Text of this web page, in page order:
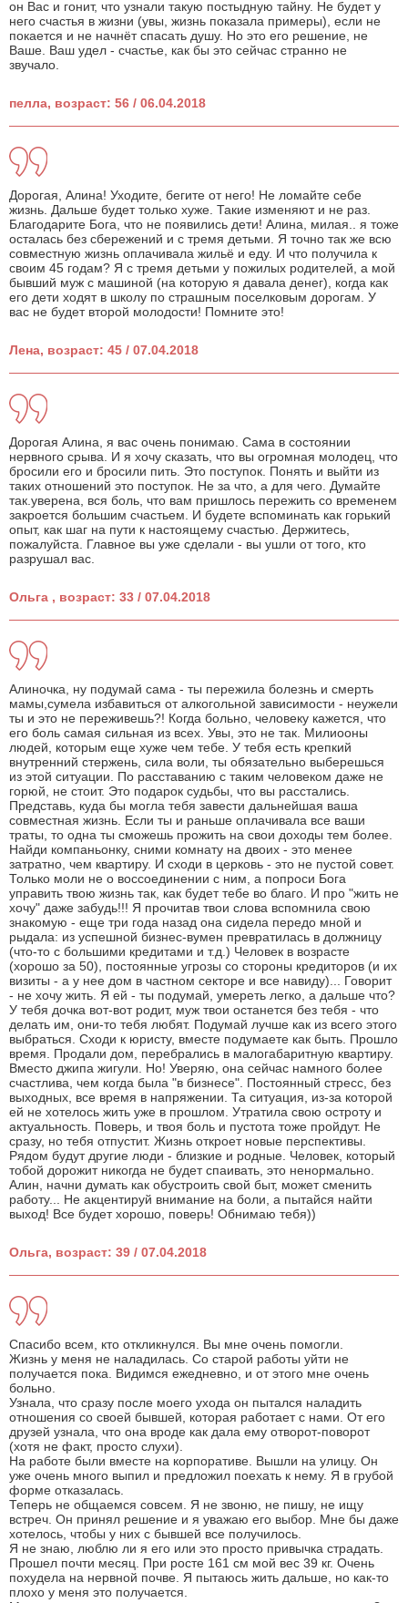
он Вас и гонит, что узнали такую постыдную тайну. Не будет у
него счастья в жизни (увы, жизнь показала примеры), если не
покается и не начнёт спасать душу. Но это его решение, не
Ваше. Ваш удел - счастье, как бы это сейчас странно не
звучало.
пелла, возраст: 56 / 06.04.2018
Дорогая, Алина! Уходите, бегите от него! Не ломайте себе
жизнь. Дальше будет только хуже. Такие изменяют и не раз.
Благодарите Бога, что не появились дети! Алина, милая.. я тоже
осталась без сбережений и с тремя детьми. Я точно так же всю
совместную жизнь оплачивала жильё и еду. И что получила к
своим 45 годам? Я с тремя детьми у пожилых родителей, а мой
бывший муж с машиной (на которую я давала денег), когда как
его дети ходят в школу по страшным поселковым дорогам. У
вас не будет второй молодости! Помните это!
Лена, возраст: 45 / 07.04.2018
Дорогая Алина, я вас очень понимаю. Сама в состоянии
нервного срыва. И я хочу сказать, что вы огромная молодец, что
бросили его и бросили пить. Это поступок. Понять и выйти из
таких отношений это поступок. Не за что, а для чего. Думайте
так.уверена, вся боль, что вам пришлось пережить со временем
закроется большим счастьем. И будете вспоминать как горький
опыт, как шаг на пути к настоящему счастью. Держитесь,
пожалуйста. Главное вы уже сделали - вы ушли от того, кто
разрушал вас.
Ольга , возраст: 33 / 07.04.2018
Алиночка, ну подумай сама - ты пережила болезнь и смерть
мамы,сумела избавиться от алкогольной зависимости - неужели
ты и это не переживешь?! Когда больно, человеку кажется, что
его боль самая сильная из всех. Увы, это не так. Милиооны
людей, которым еще хуже чем тебе. У тебя есть крепкий
внутренний стержень, сила воли, ты обязательно выберешься
из этой ситуации. По расставанию с таким человеком даже не
горюй, не стоит. Это подарок судьбы, что вы расстались.
Представь, куда бы могла тебя завести дальнейшая ваша
совместная жизнь. Если ты и раньше оплачивала все ваши
траты, то одна ты сможешь прожить на свои доходы тем более.
Найди компаньонку, сними комнату на двоих - это менее
затратно, чем квартиру. И сходи в церковь - это не пустой совет.
Только моли не о воссоединении с ним, а попроси Бога
управить твою жизнь так, как будет тебе во благо. И про "жить не
хочу" даже забудь!!! Я прочитав твои слова вспомнила свою
знакомую - еще три года назад она сидела передо мной и
рыдала: из успешной бизнес-вумен превратилась в должницу
(что-то с большими кредитами и т.д.) Человек в возрасте
(хорошо за 50), постоянные угрозы со стороны кредиторов (и их
визиты - а у нее дом в частном секторе и все навиду)... Говорит
- не хочу жить. Я ей - ты подумай, умереть легко, а дальше что?
У тебя дочка вот-вот родит, муж твои останется без тебя - что
делать им, они-то тебя любят. Подумай лучше как из всего этого
выбраться. Сходи к юристу, вместе подумаете как быть. Прошло
время. Продали дом, перебрались в малогабаритную квартиру.
Вместо джипа жигули. Но! Уверяю, она сейчас намного более
счастлива, чем когда была "в бизнесе". Постоянный стресс, без
выходных, все время в напряжении. Та ситуация, из-за которой
ей не хотелось жить уже в прошлом. Утратила свою остроту и
актуальность. Поверь, и твоя боль и пустота тоже пройдут. Не
сразу, но тебя отпустит. Жизнь откроет новые перспективы.
Рядом будут другие люди - близкие и родные. Человек, который
тобой дорожит никогда не будет спаивать, это ненормально.
Алин, начни думать как обустроить свой быт, может сменить
работу... Не акцентируй внимание на боли, а пытайся найти
выход! Все будет хорошо, поверь! Обнимаю тебя))
Ольга, возраст: 39 / 07.04.2018
Спасибо всем, кто откликнулся. Вы мне очень помогли.
Жизнь у меня не наладилась. Со старой работы уйти не
получается пока. Видимся ежедневно, и от этого мне очень
больно.
Узнала, что сразу после моего ухода он пытался наладить
отношения со своей бывшей, которая работает с нами. От его
друзей узнала, что она вроде как дала ему отворот-поворот
(хотя не факт, просто слухи).
На работе были вместе на корпоративе. Вышли на улицу. Он
уже очень много выпил и предложил поехать к нему. Я в грубой
форме отказалась.
Теперь не общаемся совсем. Я не звоню, не пишу, не ищу
встреч. Он принял решение и я уважаю его выбор. Мне бы даже
хотелось, чтобы у них с бывшей все получилось.
Я не знаю, люблю ли я его или это просто привычка страдать.
Прошел почти месяц. При росте 161 см мой вес 39 кг. Очень
похудела на нервной почве. Я пытаюсь жить дальше, но как-то
плохо у меня это получается.